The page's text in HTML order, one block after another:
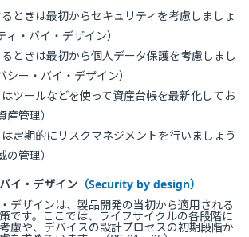
ときは最初からセキュリティを考慮しましょ
ィ・バイ・デザイン）
ときは最初から個人データ保護を考慮しまし
シー・バイ・デザイン）
ツールなどを使って資産台帳を最新化してお
管理）
定期的にリスクマネジメントを行いましょう
の管理）
イ・デザイン （Security by design）
デザインは、製品開発の当初から適用される
です。ここでは、ライフサイクルの各段階に
慮や、デバイスの設計プロセスの初期段階か